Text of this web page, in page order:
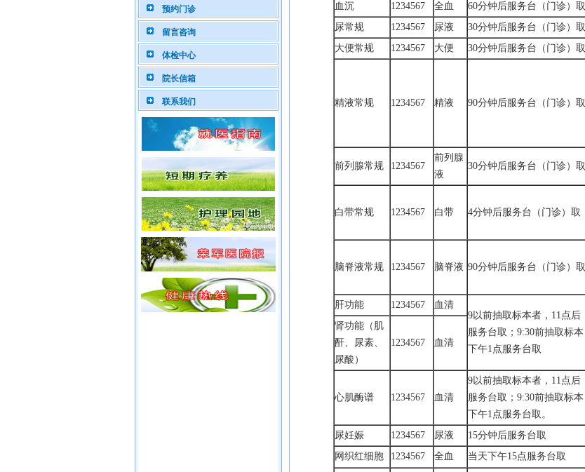
预约门诊
留言咨询
体检中心
院长信箱
联系我们
血沉
1234567 全血 60分钟后服务台（门诊）取
尿常规
1234567 尿液 30分钟后服务台（门诊）取
大便常规
1234567 大便 30分钟后服务台（门诊）取
精液常规 1234567 精液 90分钟后服务台（门诊）取
前列腺常规 1234567
前列腺
液
30分钟后服务台（门诊）取
白带常规 1234567 白带 4分钟后服务台（门诊）取
脑脊液常规 1234567 脑脊液 90分钟后服务台（门诊）取
肝功能
1234567
血清
9以前抽取标本者， 11点后
服务台取；9:30前抽取标本
下午1点服务台取
肾功能（肌
酐、尿素、
尿酸）
1234567 血清
心肌酶谱 1234567 血清
9以前抽取标本者， 11点后
服务台取；9:30前抽取标本
下午1点服务台取。
尿妊娠 1234567 尿液 15分钟后服务台取
网织红细胞
1234567 全血 当天下午15点服务台取